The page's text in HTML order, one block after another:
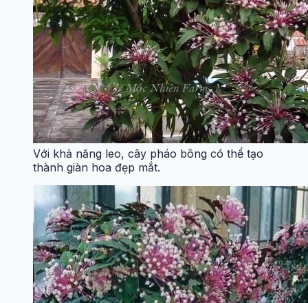
Với khả năng leo, cây pháo bông có thể tạo
thành giàn hoa đẹp mắt.